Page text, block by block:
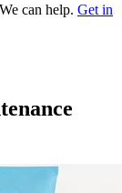
can help. Get in